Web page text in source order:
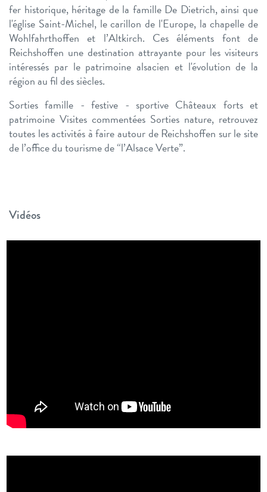
fer historique, héritage de la famille De Dietrich, ainsi que
l'église Saint-Michel, le carillon de l'Europe, la chapelle de
Wohlfahrthoffen et l’Altkirch. Ces éléments font de
Reichshoffen une destination attrayante pour les visiteurs
intéressés par le patrimoine alsacien et l'évolution de la
région au fil des siècles.
Sorties famille - festive - sportive Châteaux forts et
patrimoine Visites commentées Sorties nature, retrouvez
toutes les activités à faire autour de Reichshoffen sur le site
de l’office du tourisme de “l’Alsace Verte”.
Vidéos